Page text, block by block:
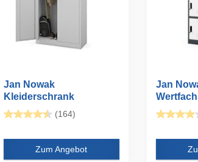
Jan Nowak
Kleiderschrank
abschließbar...
(164)
Zum Angebot
Jan